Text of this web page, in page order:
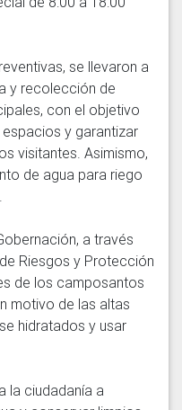
se llevaron a
y recolección de
con el objetivo
y garantizar
visitantes. Asimismo,
de agua para riego
a través
Riesgos y Protección
de los camposantos
motivo de las altas
hidratados y usar
la ciudadanía a